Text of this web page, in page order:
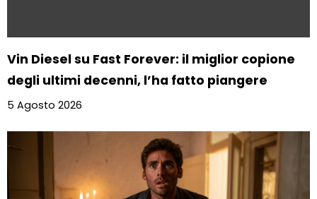
Vin Diesel su Fast Forever: il miglior copione
degli ultimi decenni, l’ha fatto piangere
5 Agosto 2026